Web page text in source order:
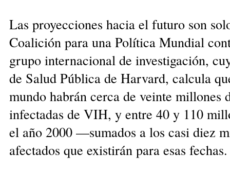
Las proyecciones hacia el futuro son
Coalición para una Política Mundial
grupo internacional de investigación,
de Salud Pública de Harvard, calcula
mundo habrán cerca de veinte millones
infectadas de VIH, y entre 40 y 110
el año 2000 —sumados a los casi diez
afectados que existirán para esas fechas.